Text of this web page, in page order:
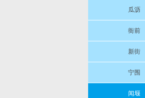
瓜沥
衙前
新街
宁围
闻堰